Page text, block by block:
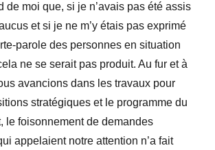
de moi que, si je n’avais pas été assis
et si je ne m’y étais pas exprimé
parole des personnes en situation
ne se serait pas produit. Au fur et à
avancions dans les travaux pour
stratégiques et le programme du
le foisonnement de demandes
appelaient notre attention n’a fait